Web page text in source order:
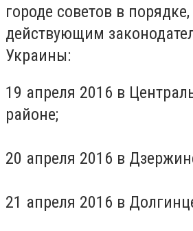
городе советов в
действующим
Украины:
19 апреля 2016 в
районе;
20 апреля 2016 в
21 апреля 2016 в